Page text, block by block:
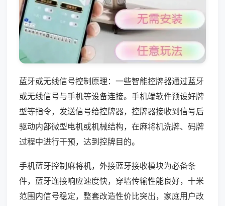
蓝牙或无线信号控制原理：一些智能控牌器通过蓝牙
或无线信号与手机等设备连接。手机端软件预设好牌
型等指令，发送信号给控牌器，控牌器接收到信号后
驱动内部微型电机或机械结构，在麻将机洗牌、码牌
过程中进行干预，达到控牌目的。
手机蓝牙控制麻将机，外接蓝牙接收模块为必备条
件，蓝牙连接响应速度快，穿墙传输性能良好，十米
范围内信号稳定，整套改造性价比突出，家庭用户改